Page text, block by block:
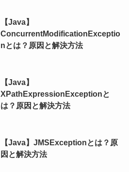
【Java】
ConcurrentModificationExceptio
nとは？原因と解決方法
【Java】
XPathExpressionExceptionと
は？原因と解決方法
【Java】JMSExceptionとは？原
因と解決方法